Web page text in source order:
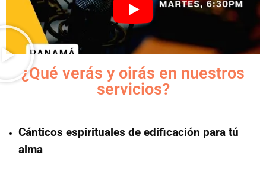
¿Qué verás y oirás en nuestros
servicios?
Cánticos espirituales de edificación para tú
alma